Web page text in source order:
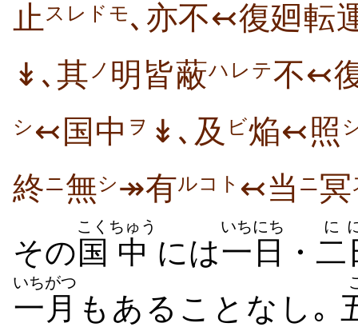
止スレドモ､亦不↢復廻転
↡､其 ノ 明皆蔽ハレテ不↢
シ ↢国中 ヲ ↡､及 ビ焔↢照
終 ニ 無シ↠有ルコト ↢当 ニ 冥
その国
こく
中
ちゅう
には一日
いちにち
・ 二
に
一月
いちがつ
もあることなし｡